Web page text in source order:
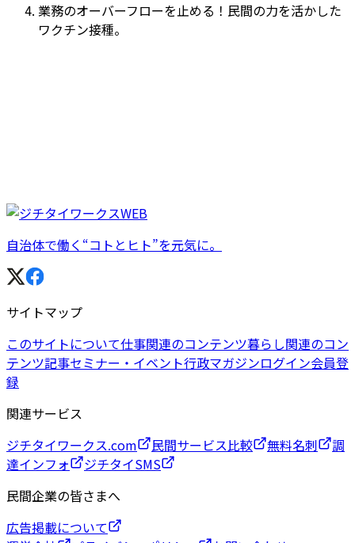
業務のオーバーフローを止める！民間の力を活かした
ワクチン接種。
自治体で働く“コトとヒト”を元気に。
サイトマップ
このサイトについて仕事関連のコンテンツ暮らし関連のコン
テンツ記事セミナー・イベント行政マガジンログイン会員登
録
関連サービス
ジチタイワークス.com
民間サービス比較 無料名刺
調
達インフォ
ジチタイSMS
民間企業の皆さまへ
広告掲載について